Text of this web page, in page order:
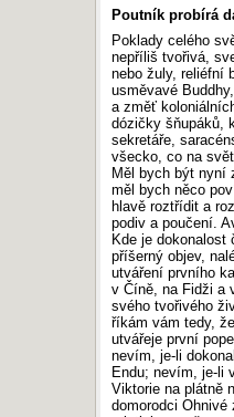
Poutník probírá
Poklady celého
nepříliš tvořivá,
nebo žuly, reliéfní
usměvavé
a změť
dózičky šňupáků,
sekretáře,
všecko, co na
Měl bych být nyní
měl bych něco
hlavě roztřídit a
podiv a poučení.
Kde je
příšerný objev,
utváření prvního
v Číně, na Fidži a
svého tvořivého
říkám vám tedy,
utvářeje první
nevím, je-li
Endu; nevím, je-li
Viktorie na plátně
domorodci